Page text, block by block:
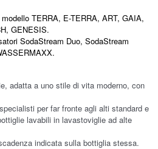
TERRA, E-TERRA, ART, GAIA,
GENESIS.
SodaStream Duo, SodaStream
adatta a uno stile di vita moderno, con
per far fronte agli alti standard e
lavabili in lavastoviglie ad alte
indicata sulla bottiglia stessa.